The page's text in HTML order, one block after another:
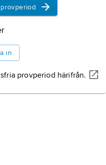
in
provperiod härifrån.